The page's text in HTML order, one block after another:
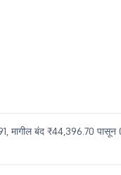
मागील बंद ₹44,396.70